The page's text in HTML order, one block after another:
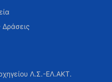
Δράσεις
Λ.Σ.-ΕΛ.ΑΚΤ.